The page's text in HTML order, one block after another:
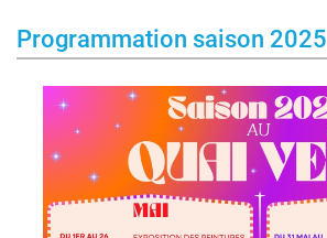
Programmation saison 2025